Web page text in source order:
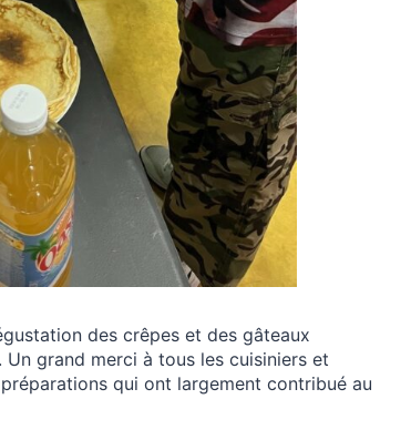
des crêpes et des gâteaux
grand merci à tous les cuisiniers et
qui ont largement contribué au